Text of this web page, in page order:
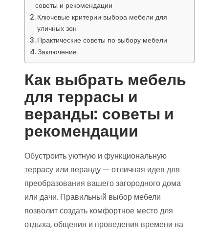
советы и рекомендации
Ключевые критерии выбора мебели для
уличных зон
Практические советы по выбору мебели
Заключение
Как выбрать мебель
для террасы и
веранды: советы и
рекомендации
Обустроить уютную и функциональную
террасу или веранду — отличная идея для
преобразования вашего загородного дома
или дачи. Правильный выбор мебели
позволит создать комфортное место для
отдыха, общения и проведения времени на